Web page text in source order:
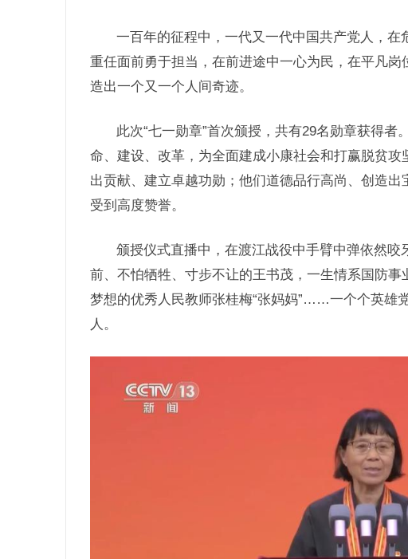
一百年的征程中，一代又一代中国共产党人，
重任面前勇于担当，在前进途中一心为民，在平凡
造出一个又一个人间奇迹。
此次“七一勋章”首次颁授，共有29名勋章获得
命、建设、改革，为全面建成小康社会和打赢脱贫
出贡献、建立卓越功勋；他们道德品行高尚、创造出
受到高度赞誉。
颁授仪式直播中，在渡江战役中手臂中弹依然
前、不怕牺牲、寸步不让的王书茂，一生情系国防
梦想的优秀人民教师张桂梅“张妈妈”……一个个英雄
人。